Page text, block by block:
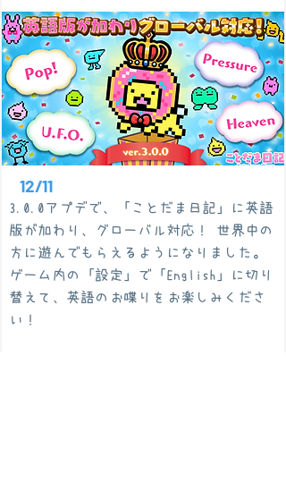
12/11
3.0.0アプデで、「ことだま日記」に英語
版が加わり、グローバル対応！ 世界中の
方に遊んでもらえるようになりました。
ゲーム内の「設定」で「English」に切り
替えて、英語のお喋りをお楽しみくださ
い！